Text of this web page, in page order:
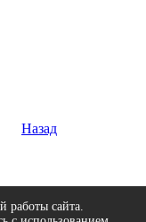
Назад
работы сайта.